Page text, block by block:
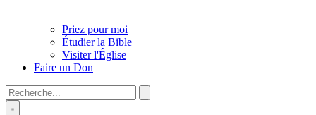
Priez pour moi
Étudier la Bible
Visiter l'Église
Faire un Don